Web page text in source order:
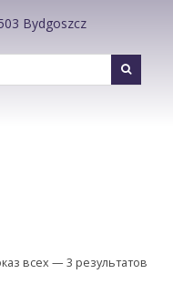
Bydgoszcz
всех — 3 результатов